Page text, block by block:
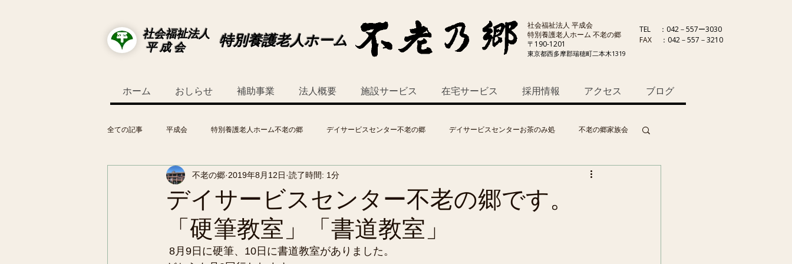
社会福祉法人
平 成 会
特別養護老人ホーム
社会福祉法人 平成会
特別養護老人ホーム 不老の郷
〒190-1201
東京都西多摩郡瑞穂町二本木1319
TEL
：042－557ー3030
FAX
：042－557－3210
ホーム おしらせ 補助事業 法人概要 施設サービス 在宅サービス 採用情報 アクセス ブログ
全ての記事 平成会 特別養護老人ホーム不老の郷 デイサービスセンター不老の郷 デイサービスセンターお茶のみ処 不老の郷家族会
デイサービスセンター不老の郷です。
「硬筆教室」「書道教室」
不老の郷 2019年8月12日 読了時間: 1分
8月9日に硬筆、10日に書道教室がありました。